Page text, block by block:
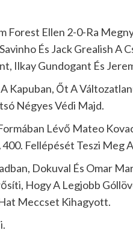
Forest Ellen 2-0-Ra
És Jack Grealish A
Ilkay Gundogant És
Kapuban, Őt A
Négyes Védi Majd.
Lévő Mateo
Fellépését Teszi Meg
Dokuval És Omar
Hogy A Legjobb
Meccset Kihagyott.